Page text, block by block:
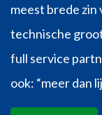
meest brede zin
technische
full service
ook: “meer dan